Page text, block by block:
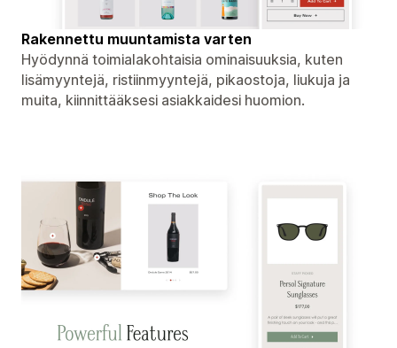
Rakennettu muuntamista varten
Hyödynnä toimialakohtaisia ​​ominaisuuksia, kuten
lisämyyntejä, ristiinmyyntejä, pikaostoja, liukuja ja
muita, kiinnittääksesi asiakkaidesi huomion.